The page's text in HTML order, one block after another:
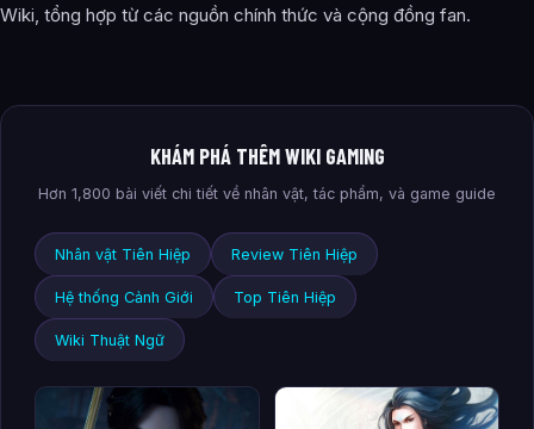
Wiki, tổng hợp từ các nguồn chính thức và cộng đồng fan.
KHÁM PHÁ THÊM WIKI GAMING
Hơn 1,800 bài viết chi tiết về nhân vật, tác phẩm, và game guide
Nhân vật Tiên Hiệp Review Tiên Hiệp
Hệ thống Cảnh Giới Top Tiên Hiệp
Wiki Thuật Ngữ